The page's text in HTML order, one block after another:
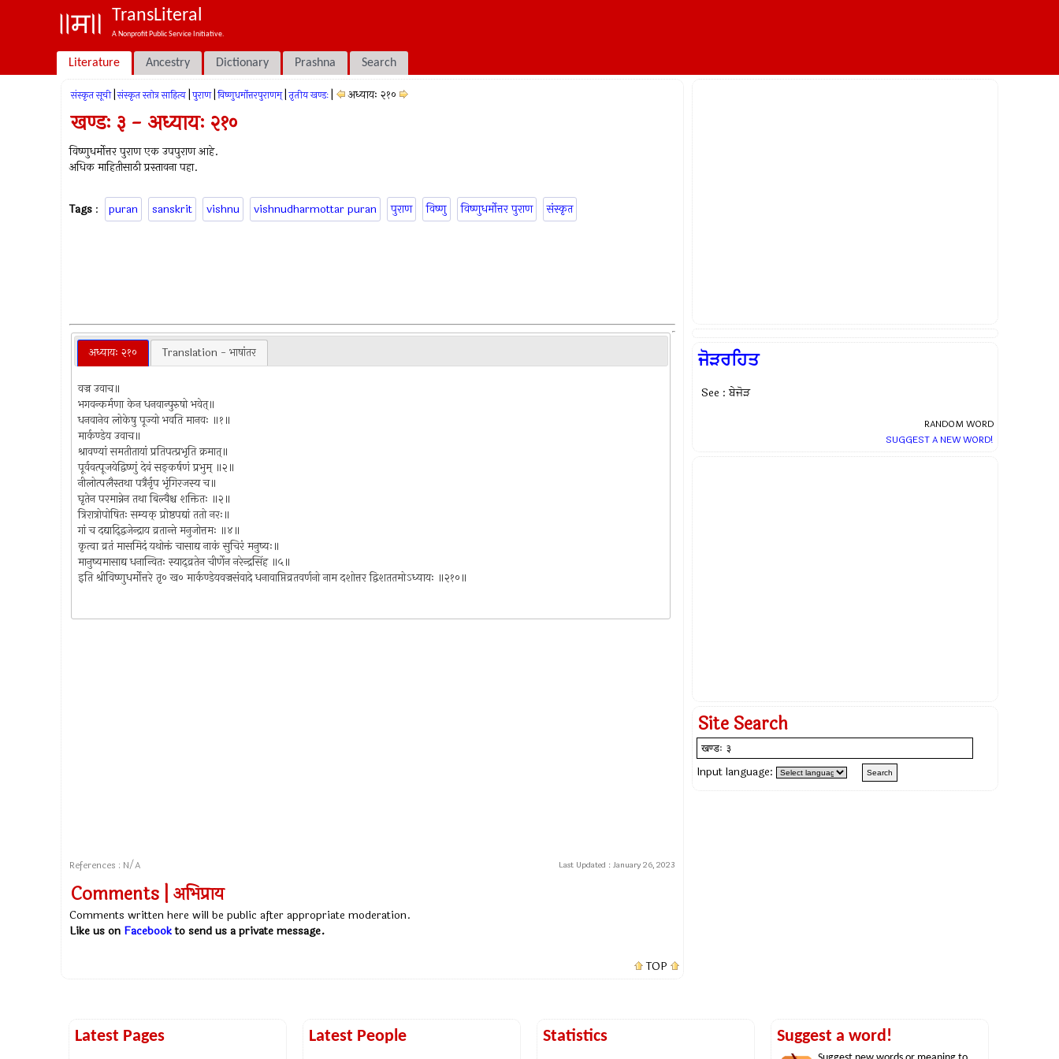
TransLiteral
A Nonprofit Public Service Initiative.
Literature Ancestry Dictionary Prashna Search
संस्कृत सूची संस्कृत स्तोत्र साहित्य पुराण विष्णुधर्मोत्तरपुराणम् तृतीय खण्डः अध्यायः २१०
खण्डः ३ - अध्यायः २१०
विष्णुधर्मोत्तर पुराण एक उपपुराण आहे.
अधिक माहितीसाठी प्रस्तावना पहा.
Tags : puran sanskrit vishnu vishnudharmottar puran पुराण विष्णु विष्णुधर्मोत्तर पुराण संस्कृत
अध्यायः २१० Translation - भाषांतर
वज्र उवाच॥
भगवन्कर्मणा केन धनवान्पुरुषो भवेत्॥
धनवानेव लोकेषु पूज्यो भवति मानवः ॥१॥
मार्कण्डेय उवाच॥
श्रावण्यां समतीतायां प्रतिपत्प्रभृति क्रमात्॥
पूर्ववत्पूजयेद्विष्णुं देवं सङ्कर्षणं प्रभुम् ॥२॥
नीलोत्पलैस्तथा पत्रैर्नृप भृंगिरजस्य च॥
घृतेन परमान्नेन तथा बिल्वैश्च शक्तितः ॥२॥
त्रिरात्रोपोषितः सम्यक् प्रोष्ठपद्यां ततो नरः॥
गां च दद्याद्द्विजेन्द्राय व्रतान्ते मनुजोत्तमः ॥४॥
कृत्वा व्रतं मासमिदं यथोक्तं चासाद्य नाकं सुचिरं मनुष्यः॥
मानुष्यमासाद्य धनान्वितः स्याद्व्रतेन चीर्णेन नरेन्द्रसिंह ॥५॥
इति श्रीविष्णुधर्मोत्तरे तृ० ख० मार्कण्डेयवज्रसंवादे धनावाप्तिव्रतवर्णनो नाम दशोत्तर द्विशततमोऽध्यायः ॥२१०॥
References : N/A Last Updated : January 26, 2023
Comments | अभिप्राय
Comments written here will be public after appropriate moderation.
Like us on Facebookto send us a private message.
TOP
ਜੋੜਰਹਿਤ
See : ਬੇਜੋੜ
RANDOM WORD
SUGGEST A NEW WORD!
Site Search
Input language:
Latest Pages Latest People Statistics Suggest a word!